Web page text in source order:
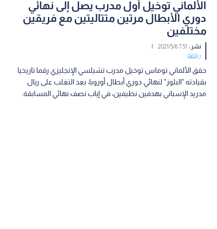
الألماني توخيل أول مدرب يصل إلى نهائي
دوري الأبطال مرتين متتاليتين مع فريقين
مختلفين
نشر : 7:51 2021/5/6
|
رياضة
حقق الألماني توماس توخيل مدرب تشيلسي الإنجليزي رقما تاريخيا
بقيادته "البلوز" لنهائي دوري أبطال أوروبا، بعد التغلب على ريال
مدريد الإسباني بهدفين نظيفين، في إياب نصف نهائي المسابقة.